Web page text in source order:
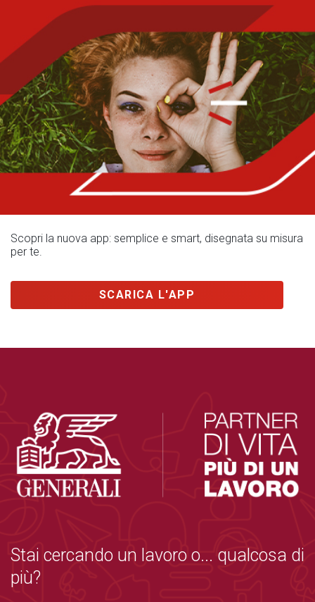
Scopri la nuova app: semplice e smart, disegnata su misura
per te.
SCARICA L'APP
Stai cercando un lavoro o... qualcosa di
più?